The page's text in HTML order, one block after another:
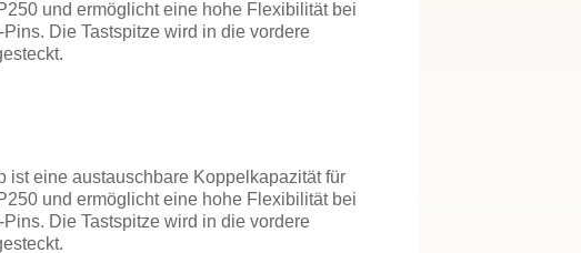
und ermöglicht eine hohe Flexibilität bei
Die Tastspitze wird in die vordere
ist eine austauschbare Koppelkapazität für
und ermöglicht eine hohe Flexibilität bei
Die Tastspitze wird in die vordere